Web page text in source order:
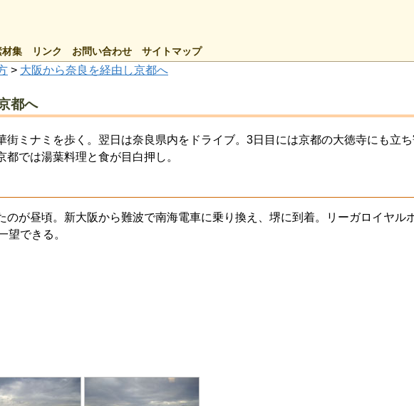
材集 リンク お問い合わせ サイトマップ
> 大阪から奈良を経由し京都へ
都へ
街ミナミを歩く。翌日は奈良県内をドライブ。3日目には京都の大徳寺にも立
では湯葉料理と食が目白押し。
のが昼頃。新大阪から難波で南海電車に乗り換え、堺に到着。リーガロイヤル
望できる。